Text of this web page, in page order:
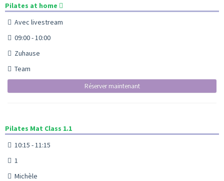
Pilates at home
Avec livestream
09:00 - 10:00
Zuhause
Team
Réserver maintenant
Pilates Mat Class 1.1
10:15 - 11:15
1
Michèle